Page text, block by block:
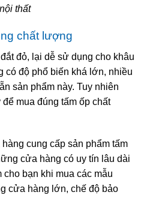
thất
chất lượng
đỏ, lại dễ sử dụng cho khâu
có độ phổ biến khá lớn, nhiều
sản phẩm này. Tuy nhiên
mua đúng tấm ốp chất
cung cấp sản phẩm tấm
cửa hàng có uy tín lâu dài
bạn khi mua các mẫu
cửa hàng lớn, chế độ bảo